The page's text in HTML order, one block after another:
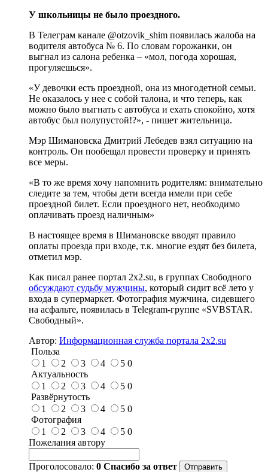
У школьницы не было проездного.
В Телеграм канале @otzovik_shim появилась жалоба на
водителя автобуса № 6. По словам горожанки, он
выгнал из салона ребенка – «мол, погода хорошая,
прогуляешься».
«У девочки есть проездной, она из многодетной семьи.
Не оказалось у нее с собой талона, и что теперь, как
можно было выгнать с автобуса и ехать спокойно, хотя
автобус был полупустой!?», - пишет жительница.
Мэр Шимановска Дмитрий Лебедев взял ситуацию на
контроль. Он пообещал провести проверку и принять
все меры.
«В то же время хочу напомнить родителям: внимательно
следите за тем, чтобы дети всегда имели при себе
проездной билет. Если проездного нет, необходимо
оплачивать проезд наличным»
В настоящее время в Шимановске вводят правило
оплаты проезда при входе, т.к. многие ездят без билета,
отметил мэр.
Как писал ранее портал 2х2.su, в группах Свободного
обсуждают судьбу мужчины, который сидит всё лето у
входа в супермаркет. Фотография мужчина, сидевшего
на асфальте, появилась в Telegram-группе «SVBSTAR.
Свободный».
Автор: Информационная служба портала 2x2.su
Польза
1
2 3 4 5 0
Актуальность
1
2 3 4 5 0
Развёрнутость
1
2 3 4 5 0
Фотография
1
2 3 4 5 0
Пожелания автору
Проголосовало: 0 Спасибо за ответ